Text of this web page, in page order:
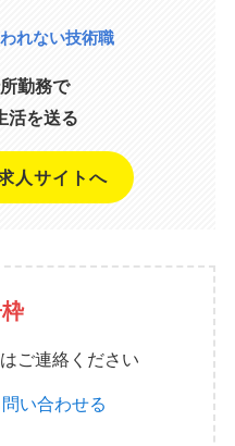
れない技術職
勤務で
活を送る
人サイトへ
ご連絡ください
い合わせる